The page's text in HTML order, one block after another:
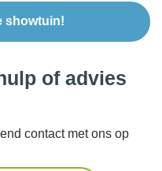
showtuin!
of advies
contact met ons op